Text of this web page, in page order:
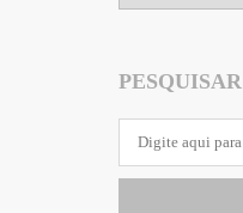
PESQUISAR